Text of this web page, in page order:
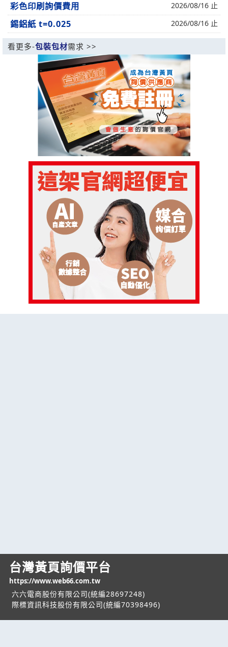
彩色印刷詢價費用 2026/08/16 止
錫鋁紙 t=0.025 2026/08/16 止
看更多-包裝包材需求 >>
台灣黃頁詢價平台
https://www.web66.com.tw
六六電商股份有限公司(統編28697248)
際標資訊科技股份有限公司(統編70398496)